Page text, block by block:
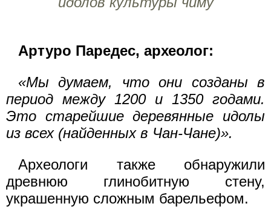
Артуро Паредес, археолог:
«Мы думаем, что они созданы в
период между 1200 и 1350 годами.
Это старейшие деревянные идолы
из всех (найденных в Чан-Чане)».
Археологи также обнаружили
древнюю глинобитную стену,
украшенную сложным барельефом.